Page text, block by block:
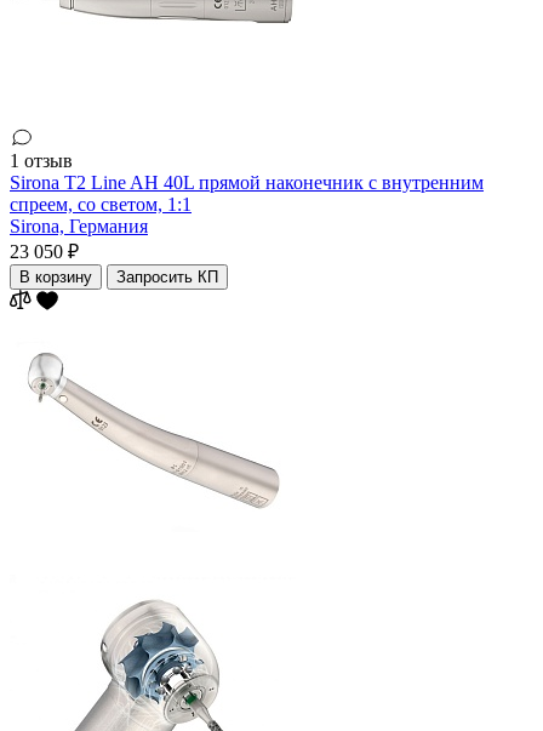
1 отзыв
Sirona T2 Line AH 40L прямой наконечник с внутренним
спреем, со светом, 1:1
Sirona, Германия
23 050 ₽
В корзину Запросить КП